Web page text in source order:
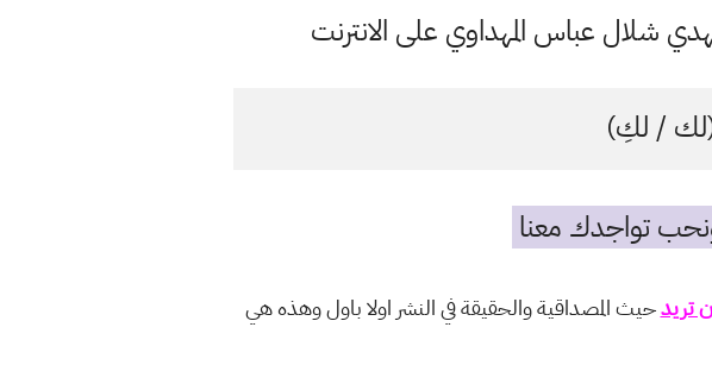
شلال عباس المهداوي على الانترنت
(لك / لكِ)
تواجدك معنا
تريدحيث المصداقية والحقيقة في النشر اولا باول وهذه هي